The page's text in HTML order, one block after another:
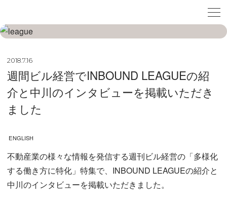
2018.7.16
週間ビル経営でINBOUND LEAGUEの紹
介と中川のインタビューを掲載いただき
ました
ENGLISH
不動産業の様々な情報を発信する週刊ビル経営の「多様化
する働き方に特化」特集で、INBOUND LEAGUEの紹介と
中川のインタビューを掲載いただきました。